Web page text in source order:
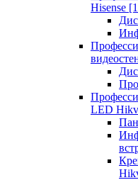
Hisense
LED